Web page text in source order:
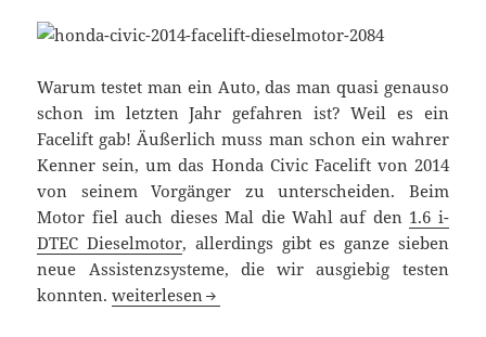
Warum testet man ein Auto, das man quasi genauso
schon im letzten Jahr gefahren ist? Weil es ein
Facelift gab! Äußerlich muss man schon ein wahrer
Kenner sein, um das Honda Civic Facelift von 2014
von seinem Vorgänger zu unterscheiden. Beim
Motor fiel auch dieses Mal die Wahl auf den 1.6 i-
DTEC Dieselmotor, allerdings gibt es ganze sieben
neue Assistenzsysteme, die wir ausgiebig testen
konnten.Fahrbericht Honda Civic 1.6 i-DTEC Lifestyle
weiterlesen